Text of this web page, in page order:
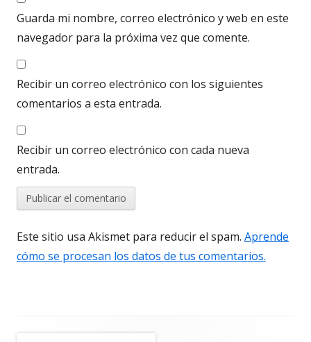
Guarda mi nombre, correo electrónico y web en este
navegador para la próxima vez que comente.
Recibir un correo electrónico con los siguientes
comentarios a esta entrada.
Recibir un correo electrónico con cada nueva
entrada.
Este sitio usa Akismet para reducir el spam. Aprende
cómo se procesan los datos de tus comentarios.